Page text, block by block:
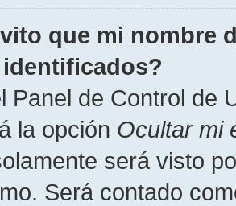
que mi nombre
Panel de Control de
la opción Ocultar mi
será visto
Será contado